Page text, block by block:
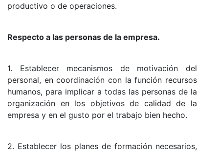
productivo o de operaciones.
Respecto a las personas de la empresa.
1. Establecer mecanismos de motivación del
personal, en coordinación con la función recursos
humanos, para implicar a todas las personas de la
organización en los objetivos de calidad de la
empresa y en el gusto por el trabajo bien hecho.
2. Establecer los planes de formación necesarios,